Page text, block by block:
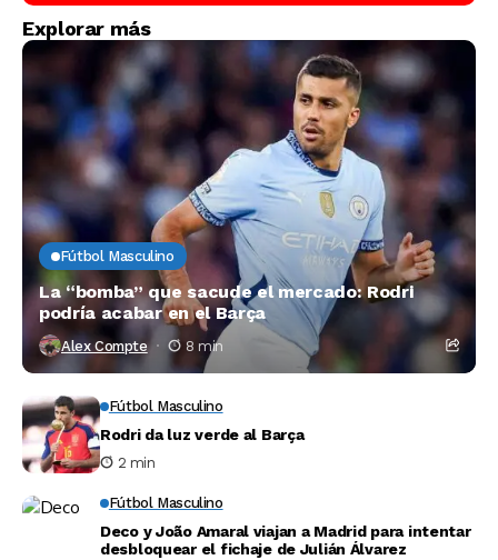
Explorar más
Fútbol Masculino
La “bomba” que sacude el mercado: Rodri
podría acabar en el Barça
Alex Compte 8 min
Fútbol Masculino
Rodri da luz verde al Barça
2 min
Fútbol Masculino
Deco y João Amaral viajan a Madrid para intentar
desbloquear el fichaje de Julián Álvarez